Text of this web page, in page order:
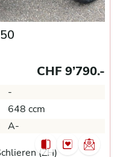
CHF 9’790.-
-
648 ccm
A-
(ZH)